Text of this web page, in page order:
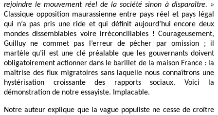
rejoindre le mouvement réel de la société sinon à disparaître. »
Classique opposition maurassienne entre pays réel et pays légal
qui n’a pas pris une ride et qui définit aujourd’hui encore deux
mondes dissemblables voire irréconciliables ! Courageusement,
Guilluy ne commet pas l’erreur de pêcher par omission ; il
martèle qu’il est une clé préalable que les gouvernants doivent
obligatoirement actionner dans le barillet de la maison France : la
maîtrise des flux migratoires sans laquelle nous connaîtrons une
hystérisation croissante des rapports sociaux. Voici la
démonstration de notre essayiste. Implacable.
Notre auteur explique que la vague populiste ne cesse de croître